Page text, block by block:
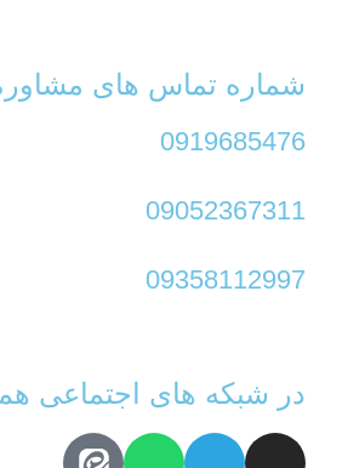
شماره تماس های
0919685476
09052367311
09358112997
در شبکه های اجتماعی